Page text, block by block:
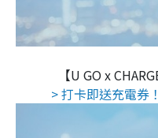
【U GO x
> 打卡即送充電券